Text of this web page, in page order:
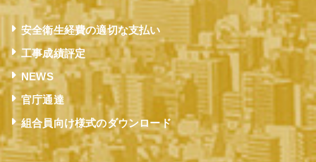
安全衛生経費の適切な支払い
工事成績評定
NEWS
官庁通達
組合員向け様式のダウンロード